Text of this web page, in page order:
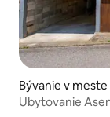
Bývanie v
Ubytovanie